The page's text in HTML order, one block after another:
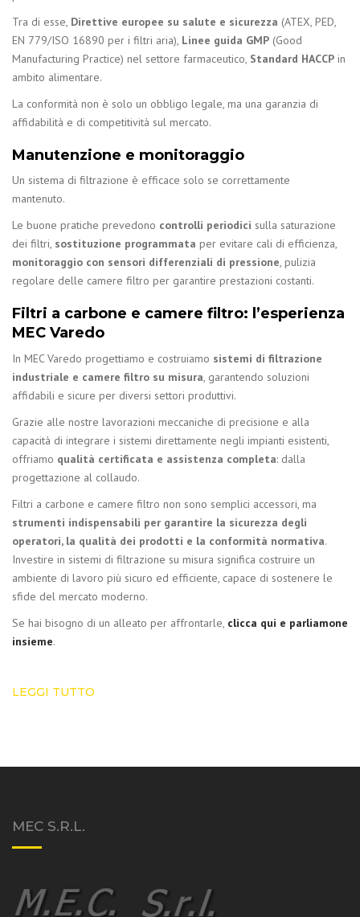
Tra di esse, Direttive europee su salute e sicurezza (ATEX, PED,
EN 779/ISO 16890 per i filtri aria), Linee guida GMP (Good
Manufacturing Practice) nel settore farmaceutico, Standard HACCP in
ambito alimentare.
La conformità non è solo un obbligo legale, ma una garanzia di
affidabilità e di competitività sul mercato.
Manutenzione e monitoraggio
Un sistema di filtrazione è efficace solo se correttamente
mantenuto.
Le buone pratiche prevedono controlli periodici sulla saturazione
dei filtri, sostituzione programmata per evitare cali di efficienza,
monitoraggio con sensori differenziali di pressione, pulizia
regolare delle camere filtro per garantire prestazioni costanti.
Filtri a carbone e camere filtro: l’esperienza
MEC Varedo
In MEC Varedo progettiamo e costruiamo sistemi di filtrazione
industriale e camere filtro su misura , garantendo soluzioni
affidabili e sicure per diversi settori produttivi.
Grazie alle nostre lavorazioni meccaniche di precisione e alla
capacità di integrare i sistemi direttamente negli impianti esistenti,
offriamo qualità certificata e assistenza completa: dalla
progettazione al collaudo.
Filtri a carbone e camere filtro non sono semplici accessori, ma
strumenti indispensabili per garantire la sicurezza degli
operatori, la qualità dei prodotti e la conformità normativa.
Investire in sistemi di filtrazione su misura significa costruire un
ambiente di lavoro più sicuro ed efficiente, capace di sostenere le
sfide del mercato moderno.
Se hai bisogno di un alleato per affrontarle, clicca qui e parliamone
insieme.
LEGGI TUTTO
MEC S.R.L.